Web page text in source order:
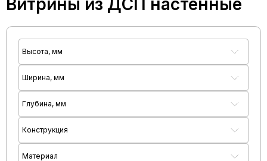
Витрины из ДСП настенные
Высота, мм
Ширина, мм
Глубина, мм
Конструкция
Материал